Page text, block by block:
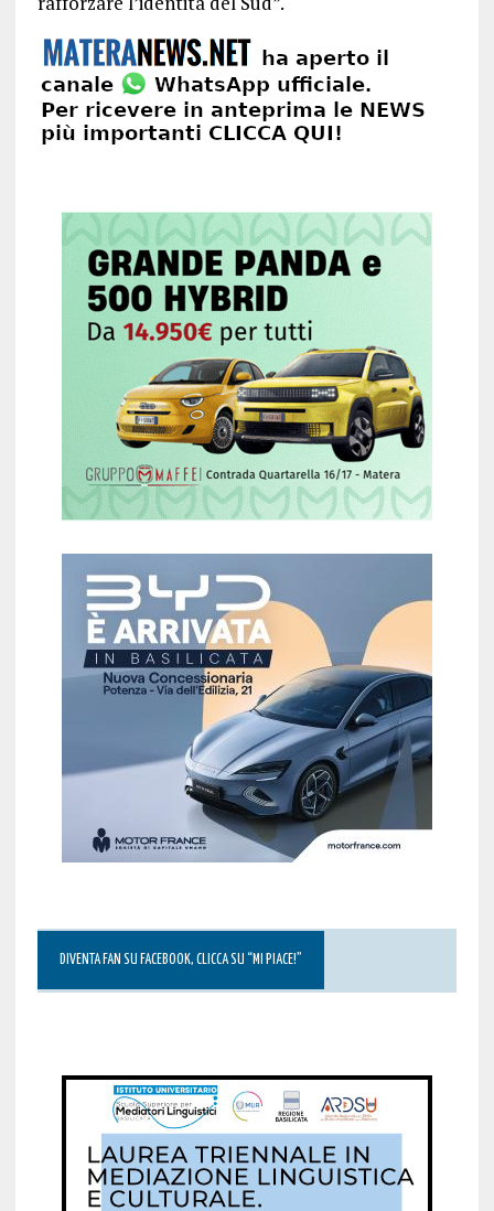
DIVENTA FAN SU FACEBOOK, CLICCA SU “MI PIACE!”